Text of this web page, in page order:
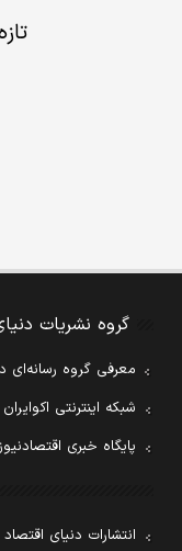
گروه نشریات
معرفی گروه رسانه‌ای
شبکه اینترنتی اکوایران
پایگاه خبری
انتشارات دنیای اقتصاد